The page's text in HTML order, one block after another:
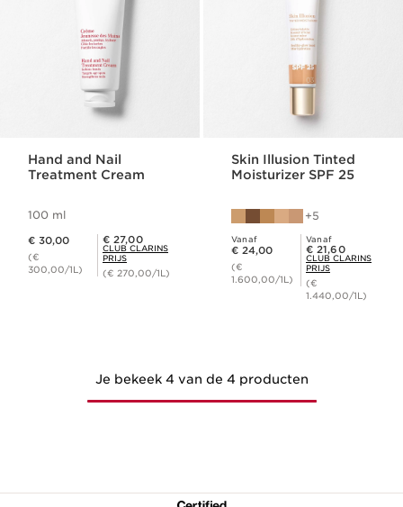
Hand and Nail
Treatment Cream
100 ml
€ 30,00
(€
300,00/1L)
Club Clarins Prijs € 27,00
€ 27,00
CLUB CLARINS
PRIJS
(€ 270,00/1L)
Skin Illusion Tinted
Moisturizer SPF 25
5
Vanaf
Dit is nu de prijs € 24,00
€ 24,00
(€
1.600,00/1L)
Vanaf
Club Clarins Prijs € 21,60
€ 21,60
CLUB CLARINS
PRIJS
(€
1.440,00/1L)
Je bekeek 4 van de 4 producten